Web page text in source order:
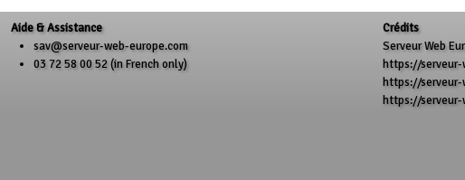
Aide & Assistance
sav@serveur-web-europe.com
03 72 58 00 52 (in French only)
Crédits
Serveur Web
https://serveur-
https://serveur-
https://serveur-